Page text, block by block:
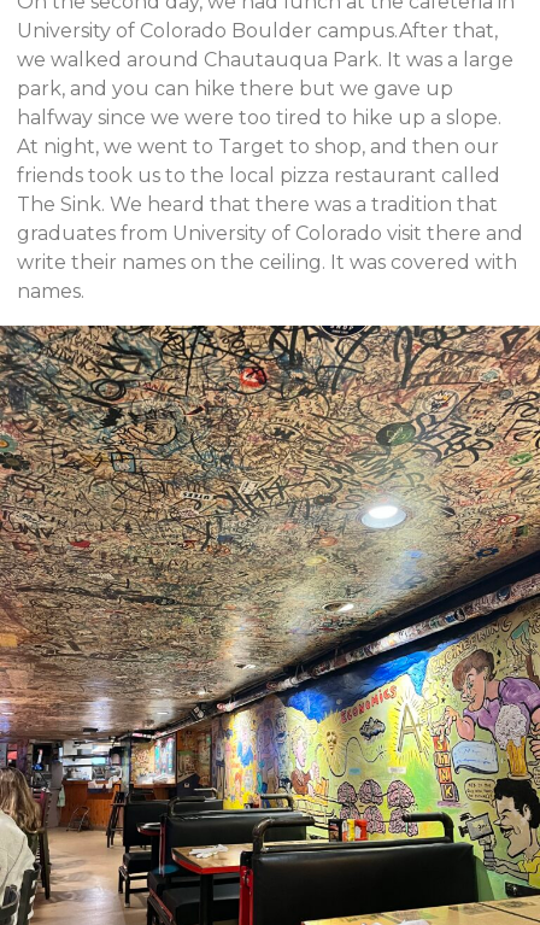
University of Colorado Boulder campus.After that,
we walked around Chautauqua Park. It was a large
park, and you can hike there but we gave up
halfway since we were too tired to hike up a slope.
At night, we went to Target to shop, and then our
friends took us to the local pizza restaurant called
The Sink. We heard that there was a tradition that
graduates from University of Colorado visit there and
write their names on the ceiling. It was covered with
names.